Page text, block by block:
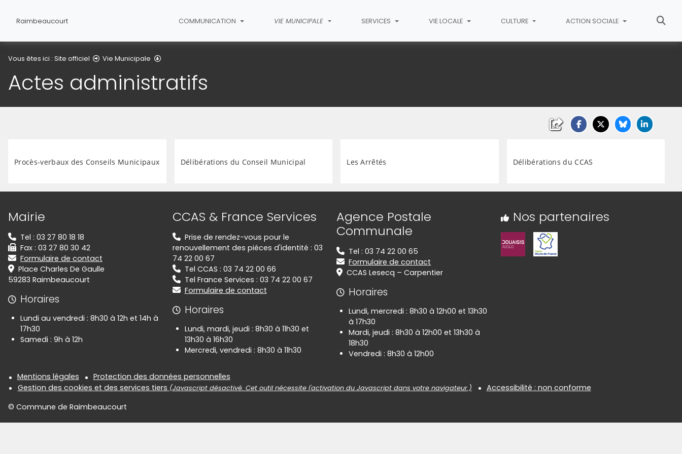
Raimbeaucourt COMMUNICATION VIE MUNICIPALE SERVICES VIE LOCALE CULTURE ACTION SOCIALE
Vous êtes ici : Site officiel Vie Municipale
Actes administratifs
Procès-verbaux des Conseils Municipaux Délibérations du Conseil Municipal Les Arrêtés Délibérations du CCAS
Informations de contact
Mairie
Tel : 03 27 80 18 18
Fax : 03 27 80 30 42
Formulaire de contact
Place Charles De Gaulle
59283 Raimbeaucourt
Horaires
Lundi au vendredi : 8h30 à 12h et 14h à
17h30
Samedi : 9h à 12h
CCAS & France Services
Prise de rendez-vous pour le
renouvellement des piéces d'identité : 03
74 22 00 67
Tel CCAS : 03 74 22 00 66
Tel France Services : 03 74 22 00 67
Formulaire de contact
Horaires
Lundi, mardi, jeudi : 8h30 à 11h30 et
13h30 à 16h30
Mercredi, vendredi : 8h30 à 11h30
Agence Postale
Communale
Tel : 03 74 22 00 65
Formulaire de contact
CCAS Lesecq – Carpentier
Horaires
Lundi, mercredi : 8h30 à 12h00 et 13h30
à 17h30
Mardi, jeudi : 8h30 à 12h00 et 13h30 à
18h30
Vendredi : 8h30 à 12h00
Nos partenaires
Informations réglementaires
Mentions légales
Protection des données personnelles
Gestion des cookies et des services tiers (Javascript désactivé. Cet outil nécessite l'activation du Javascript dans votre navigateur.)
Accessibilité : non conforme
© Commune de Raimbeaucourt